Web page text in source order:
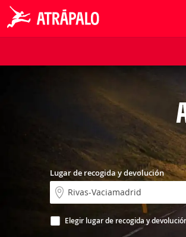
Lugar de recogida y devolución
Elegir lugar de recogida y